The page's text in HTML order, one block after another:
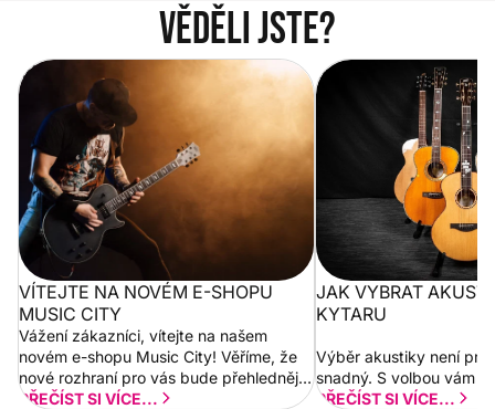
Věděli jste?
Vítejte na novém e-shopu Music
City
VÍTEJTE NA NOVÉM E-SHOPU
MUSIC CITY
Vážení zákazníci, vítejte na našem
novém e-shopu Music City! Věříme, že
nové rozhraní pro vás bude přehlednější
a rychlejší. Postupně budeme přidávat
PŘEČÍST SI VÍCE...
Jak vybrat
JAK VYBRAT
KYTARU
Výběr akustiky není pro
snadný. S volbou vám
PŘEČÍST SI VÍCE...